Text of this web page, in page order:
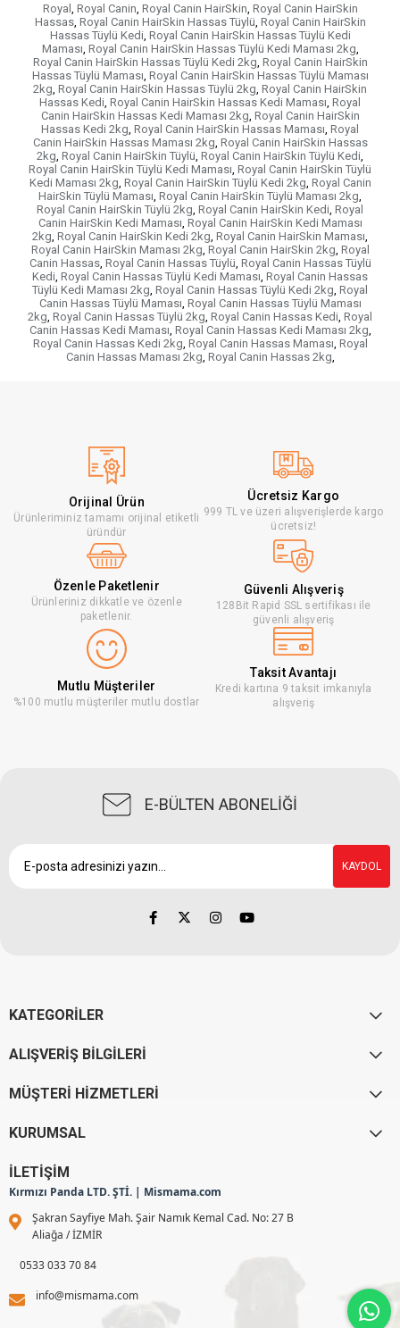
Royal Royal Canin Royal Canin HairSkin Royal Canin HairSkin
Hassas, Royal Canin HairSkin Hassas Tüylü Royal Canin HairSkin
Hassas Tüylü Kedi Royal Canin HairSkin Hassas Tüylü Kedi
Maması Royal Canin HairSkin Hassas Tüylü Kedi Maması 2kg
Royal Canin HairSkin Hassas Tüylü Kedi 2kg Royal Canin HairSkin
Hassas Tüylü Maması Royal Canin HairSkin Hassas Tüylü Maması
2kg Royal Canin HairSkin Hassas Tüylü 2kg Royal Canin HairSkin
Hassas Kedi Royal Canin HairSkin Hassas Kedi Maması Royal
Canin HairSkin Hassas Kedi Maması 2kg Royal Canin HairSkin
Hassas Kedi 2kg Royal Canin HairSkin Hassas Maması Royal
Canin HairSkin Hassas Maması 2kg Royal Canin HairSkin Hassas
2kg Royal Canin HairSkin Tüylü Royal Canin HairSkin Tüylü Kedi
Royal Canin HairSkin Tüylü Kedi Maması Royal Canin HairSkin Tüylü
Kedi Maması 2kg Royal Canin HairSkin Tüylü Kedi 2kg Royal Canin
HairSkin Tüylü Maması Royal Canin HairSkin Tüylü Maması 2kg
Royal Canin HairSkin Tüylü 2kg Royal Canin HairSkin Kedi Royal
Canin HairSkin Kedi Maması Royal Canin HairSkin Kedi Maması
2kg Royal Canin HairSkin Kedi 2kg Royal Canin HairSkin Maması
Royal Canin HairSkin Maması 2kg Royal Canin HairSkin 2kg Royal
Canin Hassas, Royal Canin Hassas Tüylü Royal Canin Hassas Tüylü
Kedi Royal Canin Hassas Tüylü Kedi Maması Royal Canin Hassas
Tüylü Kedi Maması 2kg Royal Canin Hassas Tüylü Kedi 2kg Royal
Canin Hassas Tüylü Maması Royal Canin Hassas Tüylü Maması
2kg Royal Canin Hassas Tüylü 2kg Royal Canin Hassas Kedi Royal
Canin Hassas Kedi Maması Royal Canin Hassas Kedi Maması 2kg
Royal Canin Hassas Kedi 2kg Royal Canin Hassas Maması Royal
Canin Hassas Maması 2kg Royal Canin Hassas 2kg
Orijinal Ürün
Ürünleriminiz tamamı orijinal etiketli
üründür
Ücretsiz Kargo
999 TL ve üzeri alışverişlerde kargo
ücretsiz!
Özenle Paketlenir
Ürünleriniz dikkatle ve özenle
paketlenir.
Güvenli Alışveriş
128Bit Rapid SSL sertifikası ile
güvenli alışveriş
Mutlu Müşteriler
%100 mutlu müşteriler mutlu dostlar
Taksit Avantajı
Kredi kartına 9 taksit imkanıyla
alışveriş
E-BÜLTEN ABONELİĞİ
KAYDOL
KATEGORİLER
ALIŞVERİŞ BİLGİLERİ
MÜŞTERİ HİZMETLERİ
KURUMSAL
İLETİŞİM
Kırmızı Panda LTD. ŞTİ. | Mismama.com
Şakran Sayfiye Mah. Şair Namık Kemal Cad. No: 27 B
Aliağa / İZMİR
0533 033 70 84
info@mismama.com